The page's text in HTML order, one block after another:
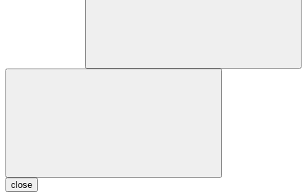
close